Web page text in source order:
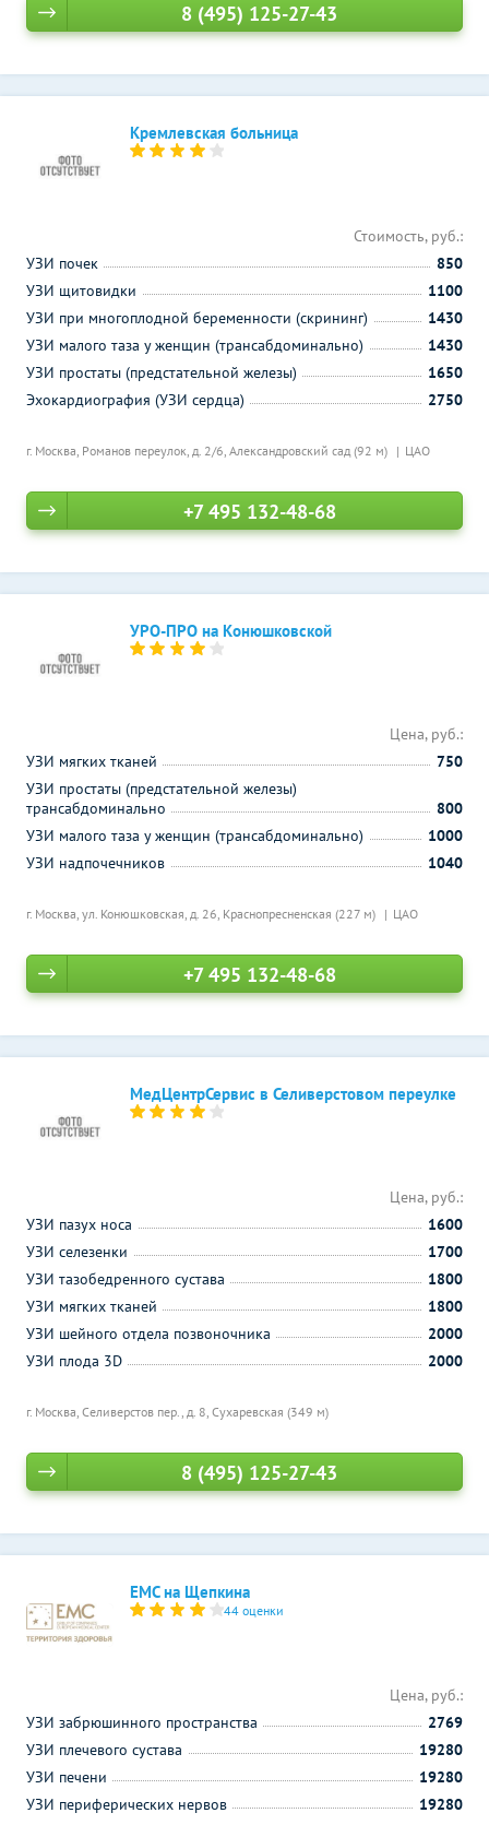
8 (495) 125-27-43
Кремлевская больница
г. Москва, Романов переулок, д. 2/6, Александровский сад (92 м) ЦАО
Стоимость, руб.:
УЗИ почек
850
УЗИ щитовидки
1100
УЗИ при многоплодной беременности (скрининг)
1430
УЗИ малого таза у женщин (трансабдоминально)
1430
УЗИ простаты (предстательной железы)
1650
Эхокардиография (УЗИ сердца)
2750
+7 495 132-48-68
УРО-ПРО на Конюшковской
г. Москва, ул. Конюшковская, д. 26, Краснопресненская (227 м) ЦАО
Цена, руб.:
УЗИ мягких тканей
750
УЗИ простаты (предстательной железы)
трансабдоминально
800
УЗИ малого таза у женщин (трансабдоминально)
1000
УЗИ надпочечников
1040
+7 495 132-48-68
МедЦентрСервис в Селиверстовом переулке
г. Москва, Селиверстов пер., д. 8, Сухаревская (349 м)
Цена, руб.:
УЗИ пазух носа
1600
УЗИ селезенки
1700
УЗИ тазобедренного сустава
1800
УЗИ мягких тканей
1800
УЗИ шейного отдела позвоночника
2000
УЗИ плода 3D
2000
8 (495) 125-27-43
ЕМС на Щепкина
44 оценки
Цена, руб.:
УЗИ забрюшинного пространства
2769
УЗИ плечевого сустава
19280
УЗИ печени
19280
УЗИ периферических нервов
19280